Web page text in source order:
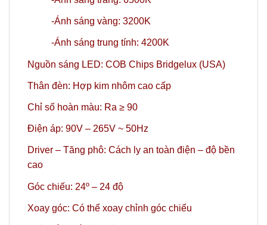
-Ánh sáng vàng: 3200K
-Ánh sáng trung tính: 4200K
Nguồn sáng LED: COB Chips Bridgelux (USA)
Thân đèn: Hợp kim nhôm cao cấp
Chỉ số hoàn màu: Ra ≥ 90
Điện áp: 90V – 265V ~ 50Hz
Driver – Tăng phô: Cách ly an toàn điện – độ bền
cao
Góc chiếu: 24º – 24 độ
Xoay góc: Có thể xoay chỉnh góc chiếu